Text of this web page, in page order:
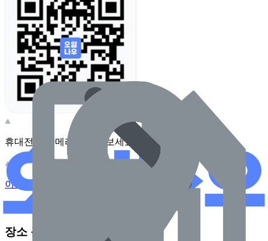
휴대전화 카메라로 찍어보세요
이 주유소의 사장님이신가요?
장소 근처 주유소